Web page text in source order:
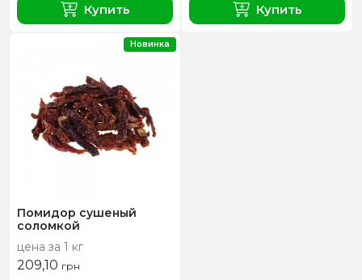
Купить Купить
Помидор сушеный
соломкой
цена за 1 кг
209,10 грн
Новинка